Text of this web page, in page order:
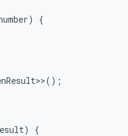
)
{
>>();
)
{